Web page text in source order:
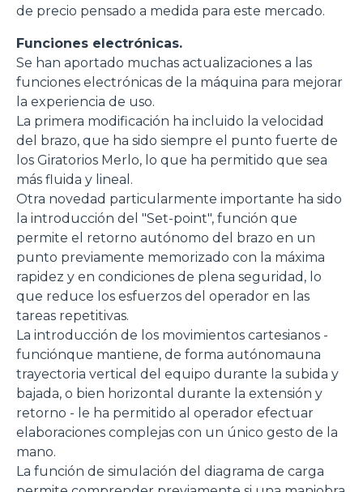
“Questo sito web utilizza i cookie Il sito utilizza cookies al
personalizzati. Cliccando sul tasto "RIFIUTA" o sulla "X"
il banner verrà chiuso e non verranno inviati cookies al di
fuori di quelli tecnici. Cliccando su "ACCETTA TUTTI"
saranno automaticamente accettati tutti i cookie di prima
o terza parte presenti sul sito, i quali saranno in ogni
momento consultabili, con la possibilità di modificare il
consenso prestato per ogni singolo cookie. Come fare?
Cliccare sulla graffetta nera presente in fondo a destra di
ogni pagina, selezionare "Modifichi il suo consenso" e
infine "Mostra dettagli". Potrai trovare il link
dell'informativa completa nel footer presente in ogni
pagina. Per esercitare i diritti riconosciuti all'interessato ai
sensi degli artt. 15 e ss. del Regolamento UE 2016/679
GDPR abbiamo predisposto una apposita procedura.
Selezione
del
consenso
Necessari
Preferenze
Statistiche
Marketing
Accetta tutti
Accetta selezionati
de precio pensado a medida para este mercado.
Funciones electrónicas.
Se han aportado muchas actualizaciones a las
funciones electrónicas de la máquina para mejorar
la experiencia de uso.
La primera modificación ha incluido la velocidad
del brazo, que ha sido siempre el punto fuerte de
los Giratorios Merlo, lo que ha permitido que sea
más fluida y lineal.
Otra novedad particularmente importante ha sido
la introducción del "Set-point", función que
permite el retorno autónomo del brazo en un
punto previamente memorizado con la máxima
rapidez y en condiciones de plena seguridad, lo
que reduce los esfuerzos del operador en las
tareas repetitivas.
La introducción de los movimientos cartesianos -
funciónque mantiene, de forma autónomauna
trayectoria vertical del equipo durante la subida y
bajada, o bien horizontal durante la extensión y
retorno - le ha permitido al operador efectuar
elaboraciones complejas con un único gesto de la
mano.
La función de simulación del diagrama de carga